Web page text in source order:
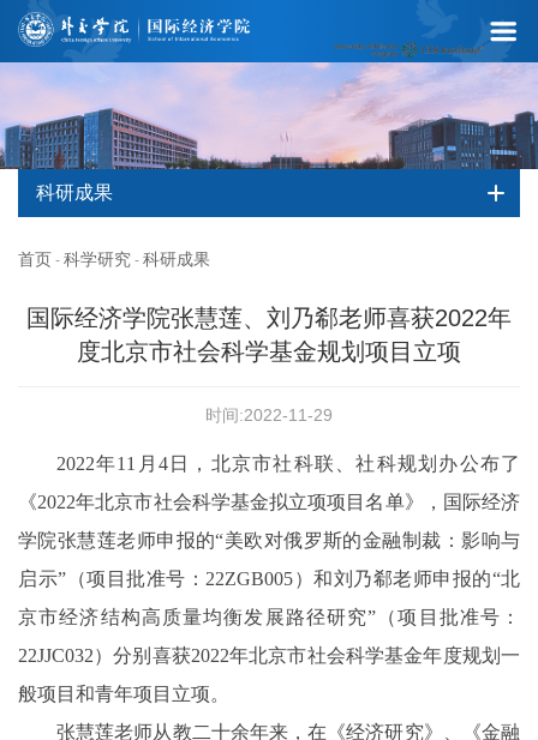
科研成果
首页 - 科学研究 - 科研成果
国际经济学院张慧莲、刘乃郗老师喜获2022年
度北京市社会科学基金规划项目立项
时间:2022-11-29
2022年11月4日，北京市社科联、社科规划办公布了
《2022年北京市社会科学基金拟立项项目名单》，国际经济
学院张慧莲老师申报的“美欧对俄罗斯的金融制裁：影响与
启示”（项目批准号：22ZGB005）和刘乃郗老师申报的“北
京市经济结构高质量均衡发展路径研究”（项目批准号：
22JJC032）分别喜获2022年北京市社会科学基金年度规划一
般项目和青年项目立项。
张慧莲老师从教二十余年来，在《经济研究》、《金融